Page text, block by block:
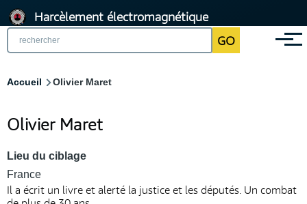
Aller
au
contenu
GO
Harcèlement électromagnétique
Menu
Fil
Accueil Olivier Maret
Olivier Maret
Lieu du ciblage
France
Il a écrit un livre et alerté la justice et les députés. Un combat